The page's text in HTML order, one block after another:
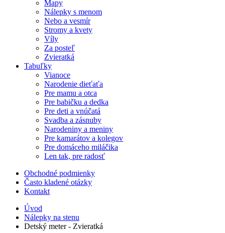
Mapy
Nálepky s menom
Nebo a vesmír
Stromy a kvety
Víly
Za posteľ
Zvieratká
Tabuľky
Vianoce
Narodenie dieťaťa
Pre mamu a otca
Pre babičku a dedka
Pre deti a vnúčatá
Svadba a zásnuby
Narodeniny a meniny
Pre kamarátov a kolegov
Pre domáceho miláčika
Len tak, pre radosť
Obchodné podmienky
Často kladené otázky
Kontakt
Úvod
Nálepky na stenu
Detský meter - Zvieratká